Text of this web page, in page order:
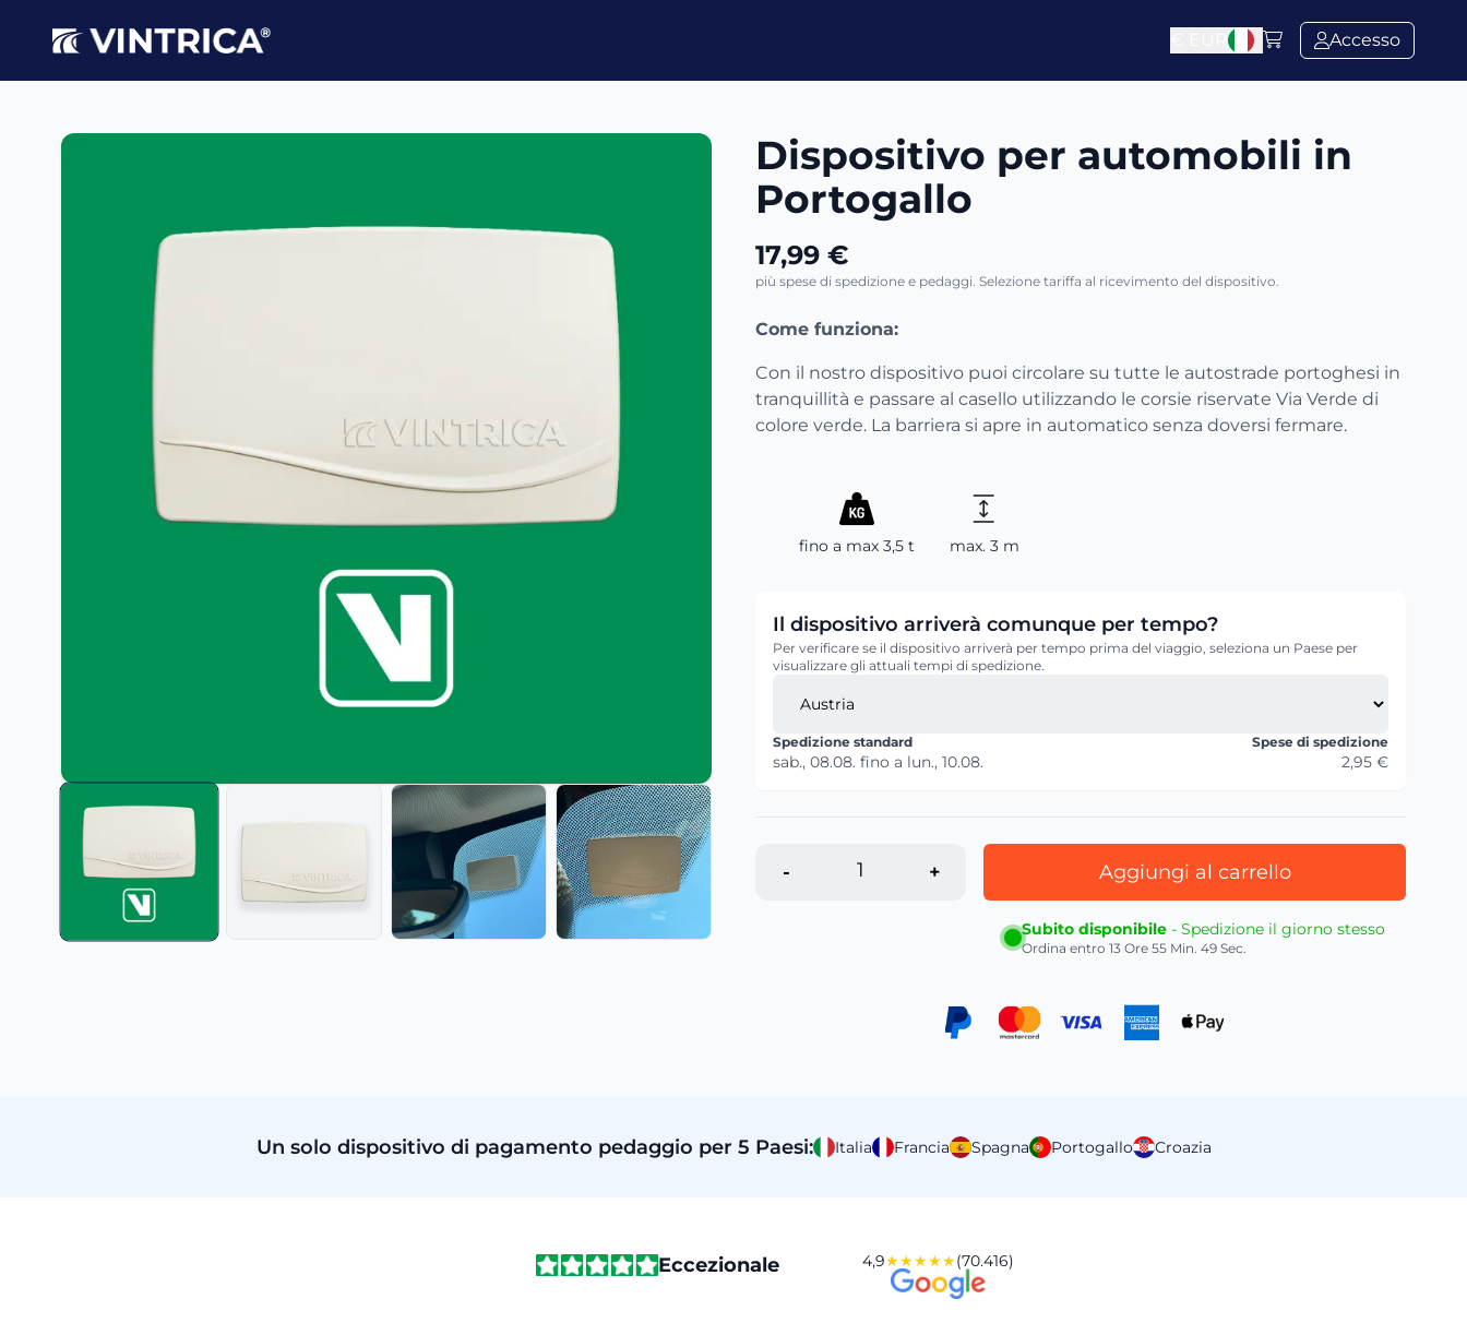
Accesso
Dispositivo per automobili in
Portogallo
17,99 €
più spese di spedizione e pedaggi. Selezione tariffa al ricevimento del dispositivo.
Come funziona:
Con il nostro dispositivo puoi circolare su tutte le autostrade portoghesi in
tranquillità e passare al casello utilizzando le corsie riservate Via Verde di
colore verde. La barriera si apre in automatico senza doversi fermare.
fino a max 3,5 t max. 3 m
Il dispositivo arriverà comunque per tempo?
Per verificare se il dispositivo arriverà per tempo prima del viaggio, seleziona un Paese per
visualizzare gli attuali tempi di spedizione.
Spedizione standard
sab., 08.08. fino a lun., 10.08.
Spese di spedizione
2,95 €
- + Aggiungi al carrello
Subito disponibile - Spedizione il giorno stesso
Ordina entro13 Ore 55 Min. 47 Sec.
Un solo dispositivo di pagamento pedaggio per 5 Paesi: Italia Francia Spagna Portogallo Croazia
Eccezionale 4,9★★★★★(70.416)